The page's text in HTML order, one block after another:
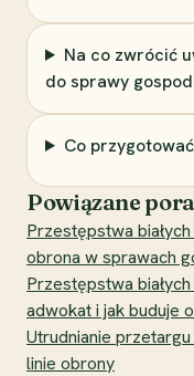
Na co zwrócić
do sprawy
Co
Powiązane
Przestępstwa
obrona w sprawach
Przestępstwa
adwokat i jak buduje
Utrudnianie
linie obrony